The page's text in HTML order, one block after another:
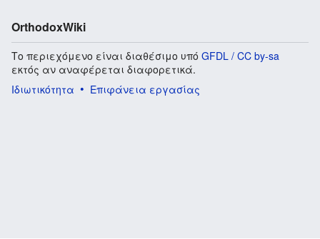
OrthodoxWiki
Το περιεχόμενο είναι διαθέσιμο υπό GFDL / CC by-sa
εκτός αν αναφέρεται διαφορετικά.
Ιδιωτικότητα
Επιφάνεια εργασίας